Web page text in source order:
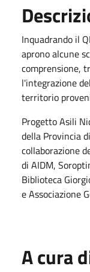
Inquadrando il
aprono alcune
comprensione,
l'integrazione
territorio
Progetto Asili
della Provincia
collaborazione
di AIDM,
Biblioteca
e Associazione
A cura